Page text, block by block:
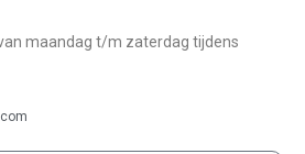
maandag t/m zaterdag tijdens